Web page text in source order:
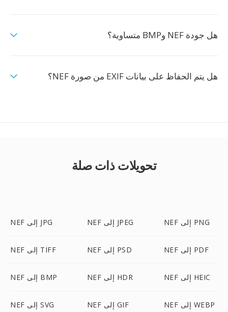
هل جودة NEF وBMP متساوية؟
هل يتم الحفاظ على بيانات EXIF من صورة NEF؟
تحويلات ذات صلة
NEF إلى JPG NEF إلى JPEG NEF إلى PNG
NEF إلى TIFF NEF إلى PSD NEF إلى PDF
NEF إلى BMP NEF إلى HDR NEF إلى HEIC
NEF إلى SVG NEF إلى GIF NEF إلى WEBP